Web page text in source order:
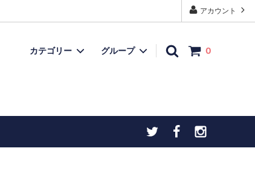
アカウント
0
カテゴリー
忍者ダーツ・手裏剣ダーツ
グループ
チトセオリジナル製品